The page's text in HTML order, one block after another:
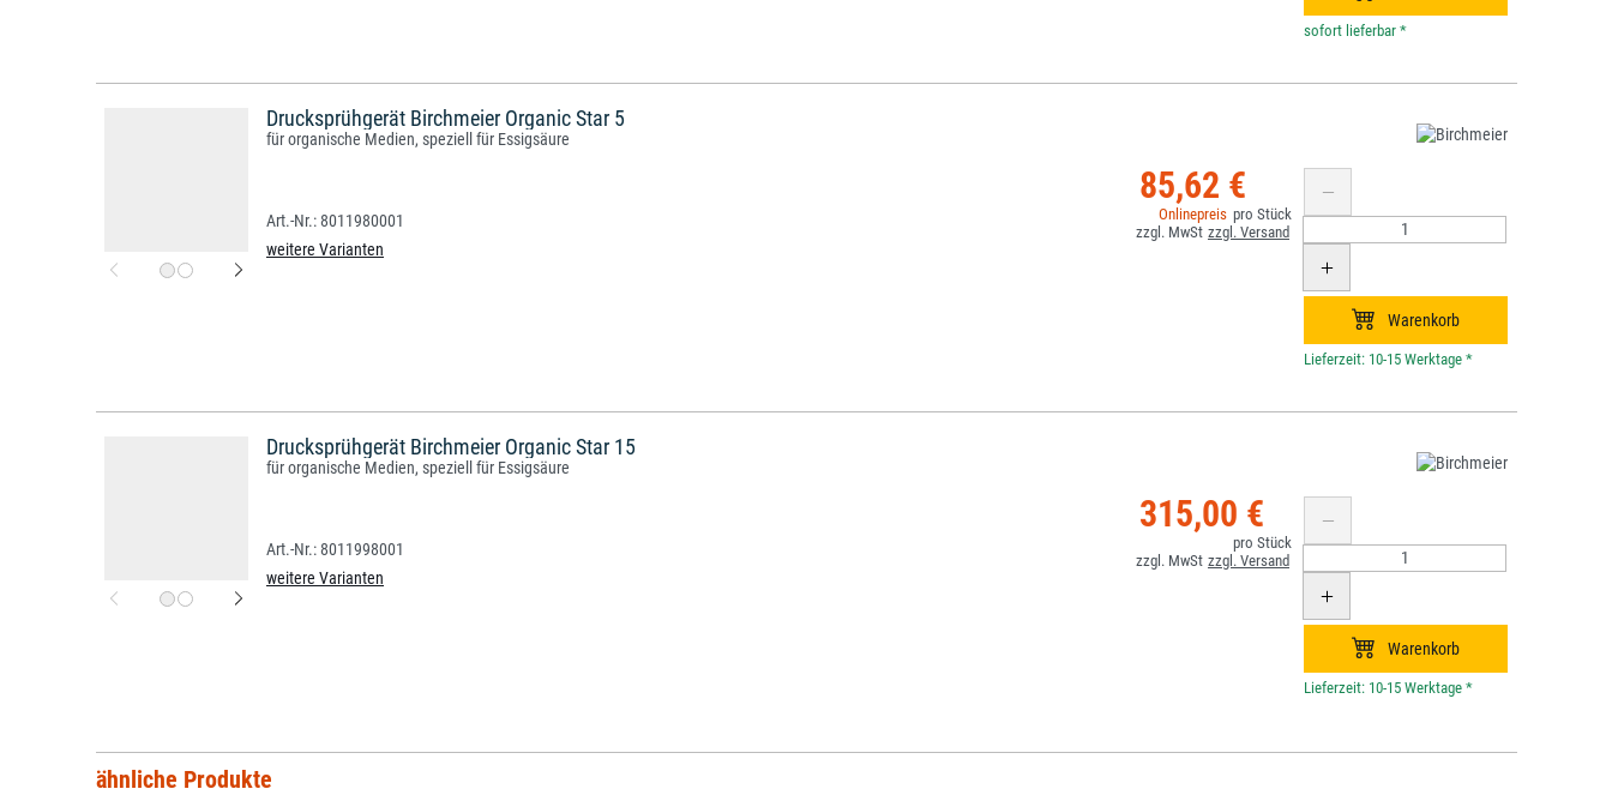
*
Drucksprühgerät Birchmeier Organic Star 5
für organische Medien, speziell für Essigsäure
8011980001
weitere Varianten
85,62 €
*
Drucksprühgerät Birchmeier Organic Star 15
für organische Medien, speziell für Essigsäure
8011998001
weitere Varianten
315,00 €
*
ähnliche Produkte